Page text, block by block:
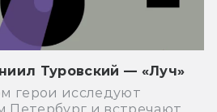
Туровский — «Луч»
герои исследуют